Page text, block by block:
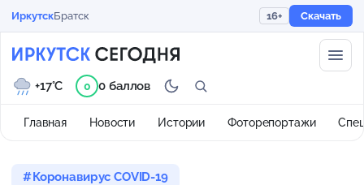
ИркутскБратск 16+ Скачать
Главная Новости Истории Фоторепортажи
+17°C 0 0 баллов
Коронавирус COVID-19